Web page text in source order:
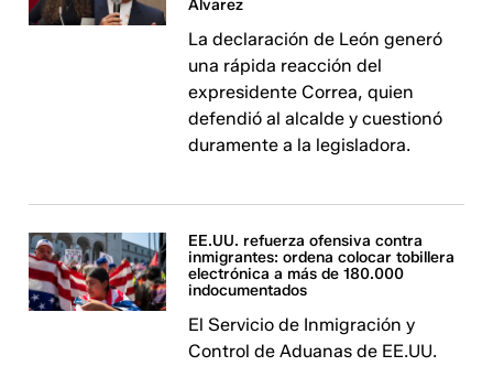
Alvarez
La declaración de León generó
una rápida reacción del
expresidente Correa, quien
defendió al alcalde y cuestionó
duramente a la legisladora.
EE.UU. refuerza ofensiva contra
inmigrantes: ordena colocar tobillera
electrónica a más de 180.000
indocumentados
El Servicio de Inmigración y
Control de Aduanas de EE.UU.